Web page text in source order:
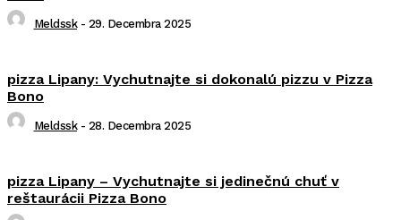
Meldssk - 29. Decembra 2025
pizza Lipany: Vychutnajte si dokonalú pizzu v Pizza
Bono
Meldssk - 28. Decembra 2025
pizza Lipany – Vychutnajte si jedinečnú chuť v
reštaurácii Pizza Bono